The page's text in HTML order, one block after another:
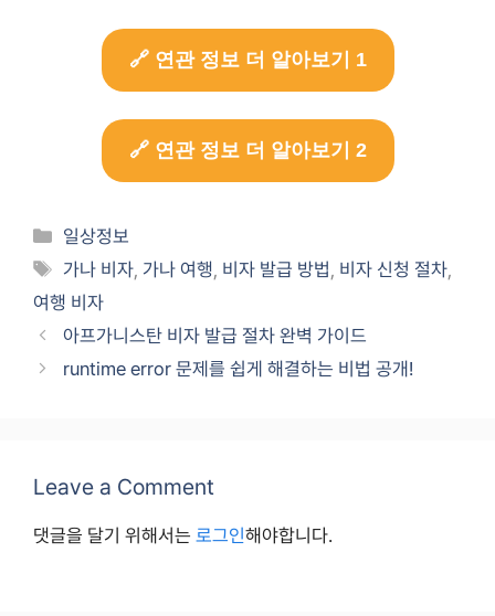
🔗 연관 정보 더 알아보기 1
🔗 연관 정보 더 알아보기 2
Categories
일상정보
Tags
가나 비자, 가나 여행, 비자 발급 방법, 비자 신청 절차,
여행 비자
아프가니스탄 비자 발급 절차 완벽 가이드
runtime error 문제를 쉽게 해결하는 비법 공개!
Leave a Comment
댓글을 달기 위해서는 로그인해야합니다.